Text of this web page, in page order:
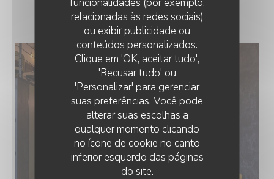
relacionadas às redes sociais)
ou exibir publicidade ou
conteúdos personalizados.
Clique em 'OK, aceitar tudo',
'Recusar tudo' ou
'Personalizar' para gerenciar
suas preferências. Você pode
alterar suas escolhas a
qualquer momento clicando
no ícone de cookie no canto
inferior esquerdo das páginas
do site.
LE RESTAURANT